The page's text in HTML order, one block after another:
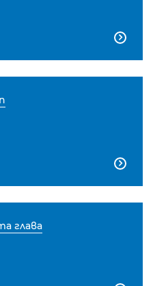


глава